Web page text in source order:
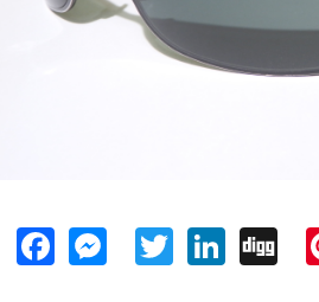
Facebook
Messenger
Twitter